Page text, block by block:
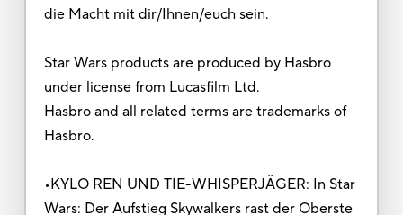
die Macht mit dir/Ihnen/euch sein.
Star Wars products are produced by Hasbro
under license from Lucasfilm Ltd.
Hasbro and all related terms are trademarks of
Hasbro.
•KYLO REN UND TIE-WHISPERJÄGER: In Star
Wars: Der Aufstieg Skywalkers rast der Oberste